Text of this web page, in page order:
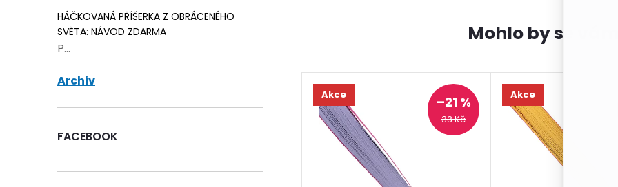
HÁČKOVANÁ PŘÍŠERKA Z OBRÁCENÉHO
SVĚTA: NÁVOD ZDARMA
P...
Archiv
FACEBOOK
Akce
33 Kč
–21 %
Akce